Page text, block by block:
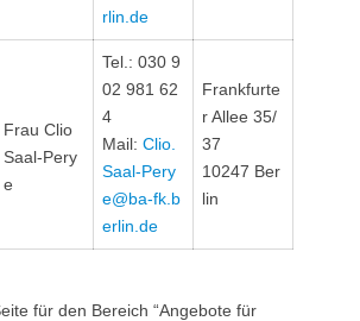
rlin.de
Frau Clio
Saal-Pery
e
Tel.: 030 9
02 981 62
4
Mail: Clio.
Saal-Pery
e@ba-fk.b
erlin.de
Frankfurte
r Allee 35/
37
10247 Ber
lin
für den Bereich “Angebote für